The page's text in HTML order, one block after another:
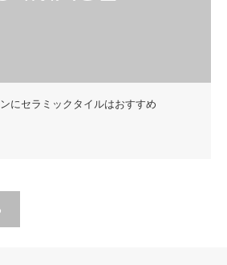
にセラミックタイルはおすすめ